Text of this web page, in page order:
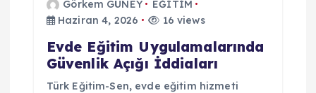
Görkem GÜNEY
EĞİTİM
Haziran 4, 2026
16 views
Evde Eğitim Uygulamalarında
Güvenlik Açığı İddiaları
Türk Eğitim-Sen, evde eğitim hizmeti